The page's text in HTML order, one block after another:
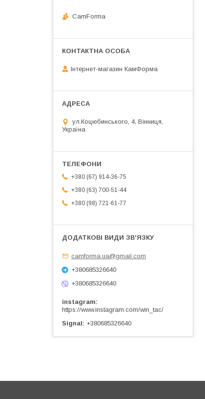
CamForma
Інтернет-магазин КамФорма
ул.Коцюбинського, 4, Вінниця,
Україна
+380 (67) 914-36-75
+380 (63) 700-51-44
+380 (98) 721-61-77
camforma.ua@gmail.com
+380685326640
+380685326640
instagram
https://www.instagram.com/win_tac/
Signal
+380685326640